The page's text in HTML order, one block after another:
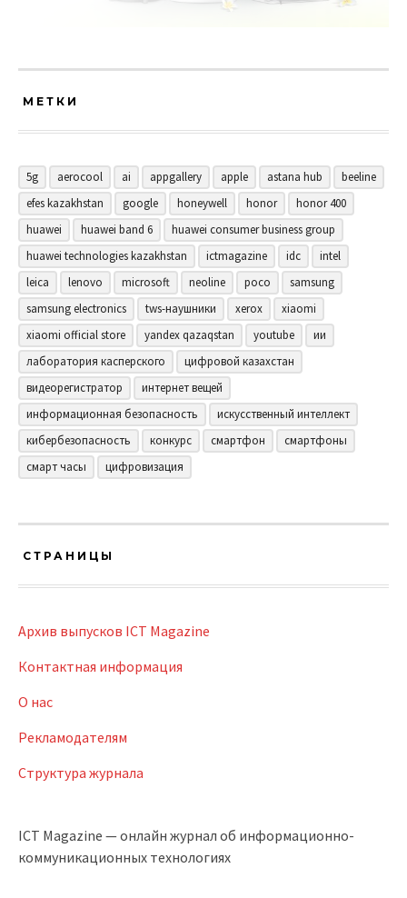
МЕТКИ
5g aerocool ai appgallery apple astana hub
beeline
efes kazakhstan
google honeywell honor
honor 400
huawei
huawei band 6
huawei consumer business group
huawei technologies kazakhstan
ictmagazine idc
intel
leica
lenovo microsoft neoline poco
samsung
samsung electronics
tws-наушники xerox
xiaomi
xiaomi official store
yandex qazaqstan youtube
ии
лаборатория касперского
цифровой казахстан
видеорегистратор
интернет вещей
информационная безопасность
искусственный интеллект
кибербезопасность
конкурс смартфон
смартфоны
смарт часы
цифровизация
СТРАНИЦЫ
Архив выпусков ICT Magazine
Контактная информация
О нас
Рекламодателям
Структура журнала
ICT Magazine — онлайн журнал об информационно-
коммуникационных технологиях